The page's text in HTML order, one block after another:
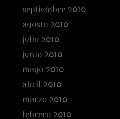
septiembre 2010
agosto 2010
julio 2010
junio 2010
mayo 2010
abril 2010
marzo 2010
febrero 2010